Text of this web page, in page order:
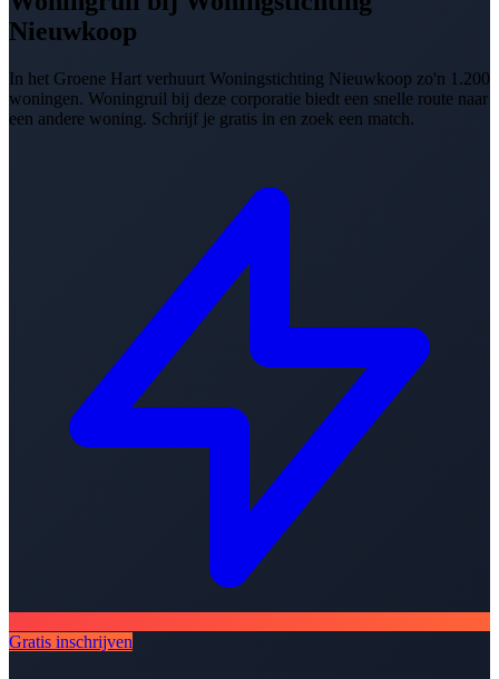
Nieuwkoop
In het Groene Hart verhuurt Woningstichting Nieuwkoop zo'n 1.200
woningen. Woningruil bij deze corporatie biedt een snelle route naar
een andere woning. Schrijf je gratis in en zoek een match.
Gratis inschrijven